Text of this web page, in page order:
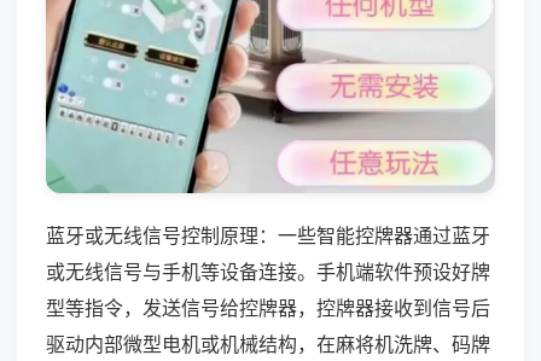
蓝牙或无线信号控制原理：一些智能控牌器通过蓝牙
或无线信号与手机等设备连接。手机端软件预设好牌
型等指令，发送信号给控牌器，控牌器接收到信号后
驱动内部微型电机或机械结构，在麻将机洗牌、码牌